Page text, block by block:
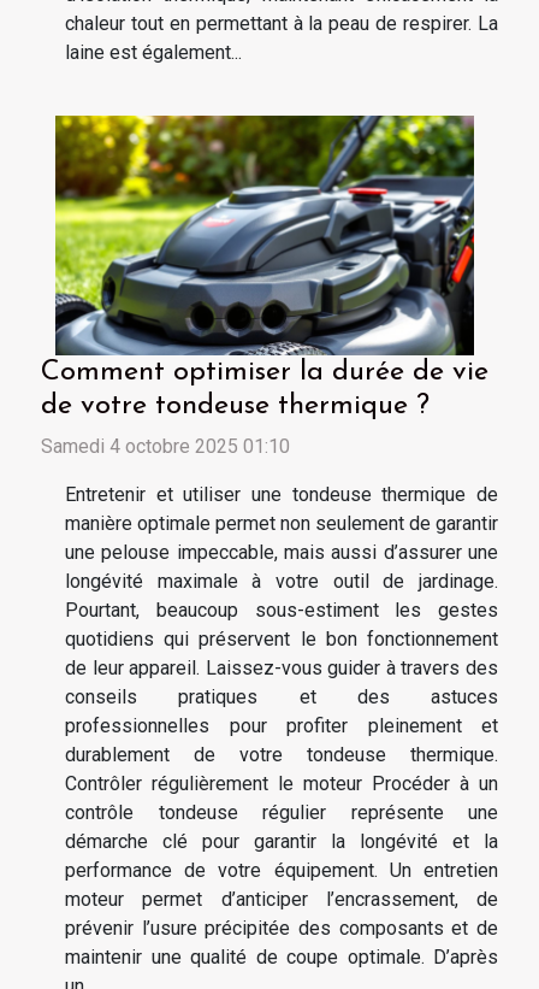
chaleur tout en permettant à la peau de respirer. La
laine est également...
Comment optimiser la durée de vie
de votre tondeuse thermique ?
Samedi 4 octobre 2025 01:10
Entretenir et utiliser une tondeuse thermique de
manière optimale permet non seulement de garantir
une pelouse impeccable, mais aussi d’assurer une
longévité maximale à votre outil de jardinage.
Pourtant, beaucoup sous-estiment les gestes
quotidiens qui préservent le bon fonctionnement
de leur appareil. Laissez-vous guider à travers des
conseils pratiques et des astuces
professionnelles pour profiter pleinement et
durablement de votre tondeuse thermique.
Contrôler régulièrement le moteur Procéder à un
contrôle tondeuse régulier représente une
démarche clé pour garantir la longévité et la
performance de votre équipement. Un entretien
moteur permet d’anticiper l’encrassement, de
prévenir l’usure précipitée des composants et de
maintenir une qualité de coupe optimale. D’après